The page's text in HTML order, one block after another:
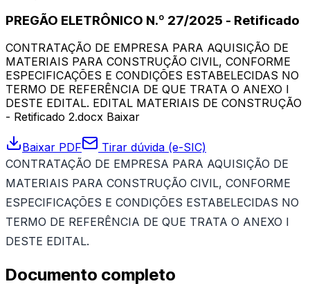
PREGÃO ELETRÔNICO N.º 27/2025 - Retificado
CONTRATAÇÃO DE EMPRESA PARA AQUISIÇÃO DE
MATERIAIS PARA CONSTRUÇÃO CIVIL, CONFORME
ESPECIFICAÇÕES E CONDIÇÕES ESTABELECIDAS NO
TERMO DE REFERÊNCIA DE QUE TRATA O ANEXO I
DESTE EDITAL. EDITAL MATERIAIS DE CONSTRUÇÃO
- Retificado 2.docx Baixar
Baixar PDF
Tirar dúvida (e-SIC)
CONTRATAÇÃO DE EMPRESA PARA AQUISIÇÃO DE
MATERIAIS PARA CONSTRUÇÃO CIVIL, CONFORME
ESPECIFICAÇÕES E CONDIÇÕES ESTABELECIDAS NO
TERMO DE REFERÊNCIA DE QUE TRATA O ANEXO I
DESTE EDITAL.
Documento completo